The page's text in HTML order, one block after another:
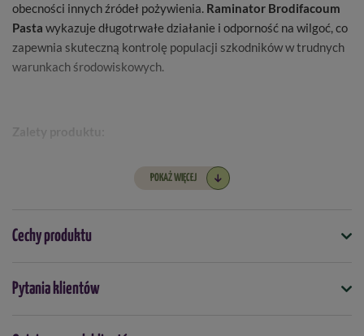
obecności innych źródeł pożywienia. Raminator Brodifacoum
Pasta wykazuje długotrwałe działanie i odporność na wilgoć, co
zapewnia skuteczną kontrolę populacji szkodników w trudnych
warunkach środowiskowych.
Zalety produktu:
- silne działanie już po jednym spożyciu
- wysoka skuteczność w zwalczaniu myszy i szczurów
- odpowiednia do stosowania w pomieszczeniach i wokół
POKAŻ WIĘCEJ
Cechy produktu
Symbol
3830072311660
Pytania klientów